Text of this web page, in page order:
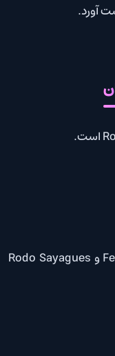
آورد.
2021، فیلمی به نویسندگی Fede Alvarez و Rodo Sayagues